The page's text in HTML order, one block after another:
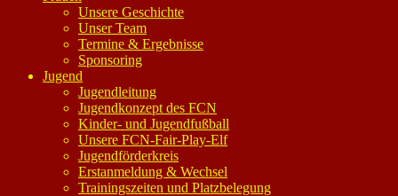
Unsere Geschichte
Unser Team
Termine & Ergebnisse
Sponsoring
Jugend
Jugendleitung
Jugendkonzept des FCN
Kinder- und Jugendfußball
Unsere FCN-Fair-Play-Elf
Jugendförderkreis
Erstanmeldung & Wechsel
Trainingszeiten und Platzbelegung